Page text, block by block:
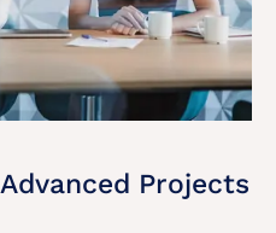
Projects